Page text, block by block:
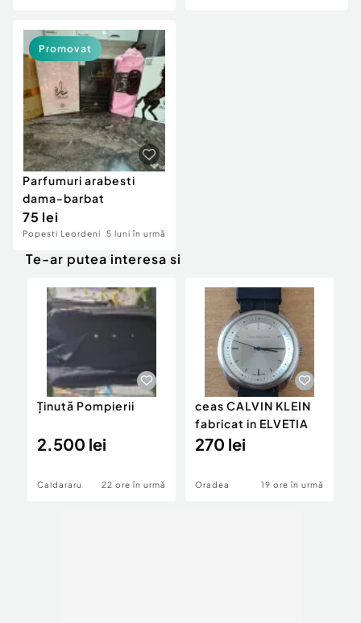
Parfumuri arabesti
dama-barbat
75 lei
Popesti Leordeni 5 luni în urmă
Promovat
Te-ar putea interesa si
Ținută Pompierii
2.500 lei
Caldararu 22 ore în urmă
ceas CALVIN KLEIN
fabricat in ELVETIA
270 lei
Oradea 19 ore în urmă